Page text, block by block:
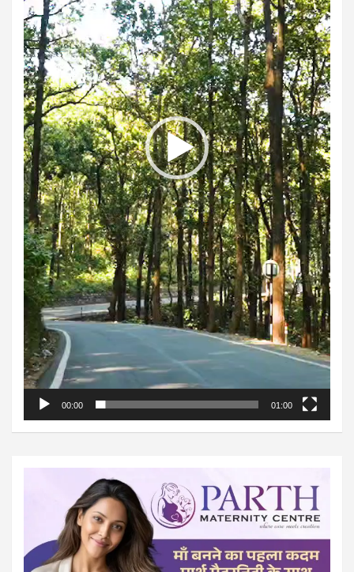
00:00 01:00